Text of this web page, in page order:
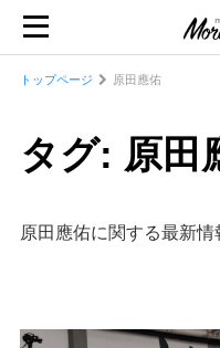
トップページ 原田應佑
タグ: 原田
原田應佑に関する最新情